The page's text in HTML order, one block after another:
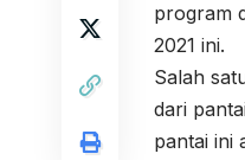
program
2021 ini.
Salah
dari
pantai ini